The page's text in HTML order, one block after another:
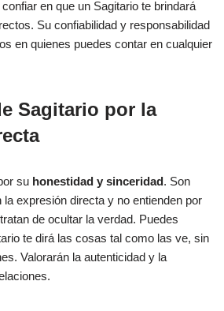
en que un Sagitario te brindará
Su confiabilidad y responsabilidad
en quienes puedes contar en cualquier
Sagitario por la
su honestidad y sinceridad. Son
la expresión directa y no entienden por
de ocultar la verdad. Puedes
te dirá las cosas tal como las ve, sin
Valorarán la autenticidad y la